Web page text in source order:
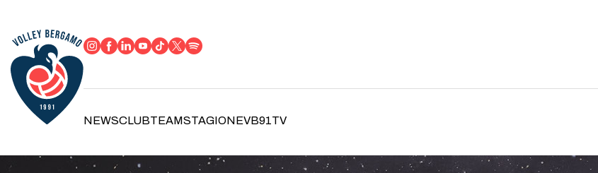
NEWSCLUBTEAMSTAGIONEVB91TV